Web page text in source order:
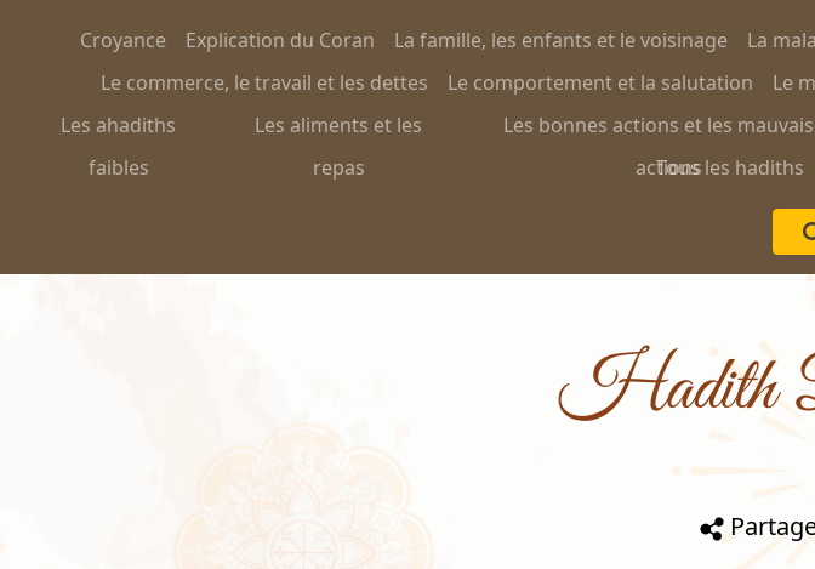
Croyance Explication du Coran La famille, les enfants et le voisinage La
Le commerce, le travail et les dettes
Le comportement et la salutation Le
Les ahadiths
faibles
Les aliments et les
repas
Les bonnes actions et les
actions
Tous les hadiths
Hadith